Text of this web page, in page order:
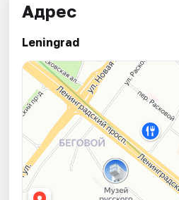
Адрес
Leningrad